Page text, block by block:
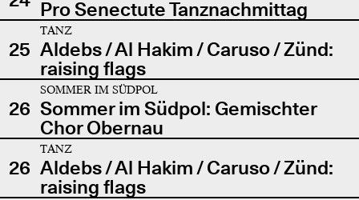
Pro Senectute Tanznachmittag
25
TANZ
Aldebs / Al Hakim / Caruso / Zünd:
raising flags
26
SOMMER IM SÜDPOL
Sommer im Südpol: Gemischter
Chor Obernau
26
TANZ
Aldebs / Al Hakim / Caruso / Zünd:
raising flags